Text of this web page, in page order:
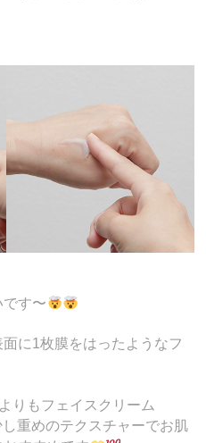
す〜
に1枚膜をはったようなフ
りもフェイスクリーム
重めのテクスチャーでお肌